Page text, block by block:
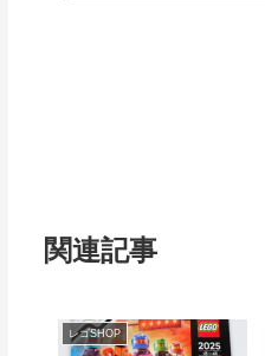
関連記事
レゴSHOP